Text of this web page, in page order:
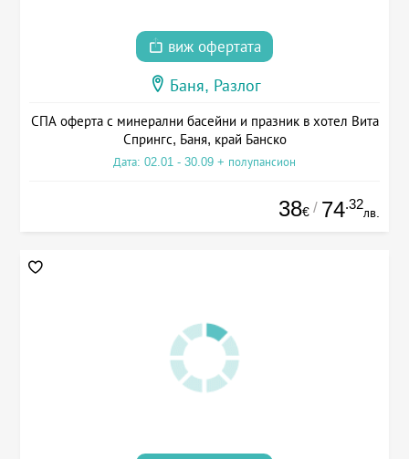
виж офертата
Баня, Разлог
СПА оферта с минерални басейни и празник в хотел Вита
Спрингс, Баня, край Банско
Дата: 02.01 - 30.09 + полупансион
38€ / 74.32
лв.